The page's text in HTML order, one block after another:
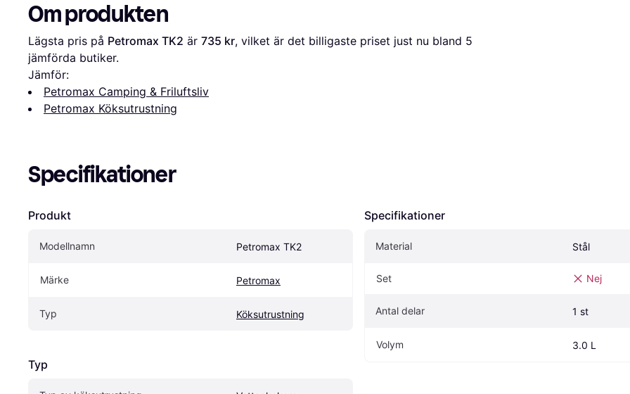
Om produkten
Lägsta pris på Petromax TK2 är 735 kr, vilket är det billigaste priset just nu bland 5
jämförda butiker.
Jämför:
Petromax Camping & Friluftsliv
Petromax Köksutrustning
Specifikationer
Produkt
Modellnamn Petromax TK2
Märke Petromax
Typ Köksutrustning
Typ
Specifikationer
Material Stål
Set Nej
Antal delar 1 st
Volym 3.0 L